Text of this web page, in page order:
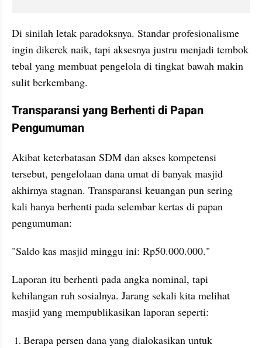
Di sinilah letak paradoksnya. Standar profesionalisme
ingin dikerek naik, tapi aksesnya justru menjadi tembok
tebal yang membuat pengelola di tingkat bawah makin
sulit berkembang.
Transparansi yang Berhenti di Papan
Pengumuman
Akibat keterbatasan SDM dan akses kompetensi
tersebut, pengelolaan dana umat di banyak masjid
akhirnya stagnan. Transparansi keuangan pun sering
kali hanya berhenti pada selembar kertas di papan
pengumuman:
"Saldo kas masjid minggu ini: Rp50.000.000."
Laporan itu berhenti pada angka nominal, tapi
kehilangan ruh sosialnya. Jarang sekali kita melihat
masjid yang mempublikasikan laporan seperti:
Berapa persen dana yang dialokasikan untuk